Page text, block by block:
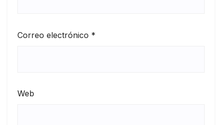
Correo electrónico *
Web